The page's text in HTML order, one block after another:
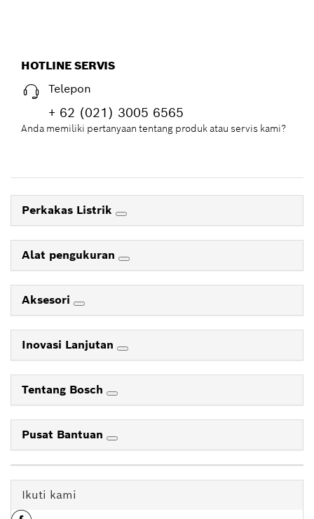
HOTLINE SERVIS
Telepon
+ 62 (021) 3005 6565
Anda memiliki pertanyaan tentang produk atau servis kami?
Perkakas Listrik
Alat pengukuran
Aksesori
Inovasi Lanjutan
Tentang Bosch
Pusat Bantuan
Ikuti kami